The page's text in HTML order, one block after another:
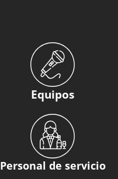
Equipos
Personal de servicio